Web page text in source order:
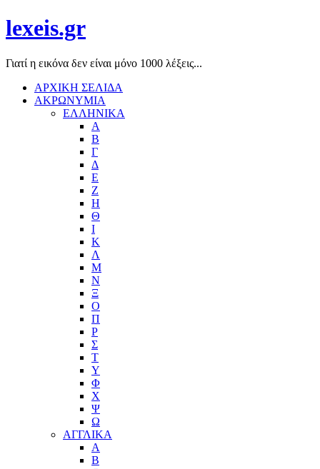
lexeis.gr
Γιατί η εικόνα δεν είναι μόνο 1000 λέξεις...
ΑΡΧΙΚΗ ΣΕΛΙΔΑ
ΑΚΡΩΝΥΜΙΑ
ΕΛΛΗΝΙΚΑ
Α
Β
Γ
Δ
Ε
Ζ
Η
Θ
Ι
Κ
Λ
Μ
Ν
Ξ
Ο
Π
Ρ
Σ
Τ
Υ
Φ
Χ
Ψ
Ω
ΑΓΓΛΙΚΑ
A
B